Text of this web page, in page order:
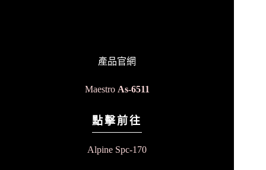
產品官網
Maestro As-6511
點擊前往
Alpine Spc-170